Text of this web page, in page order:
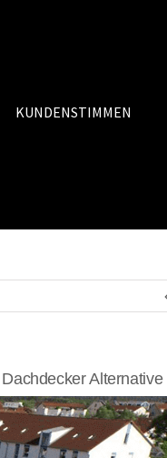
KUNDENSTIMMEN
Alternative